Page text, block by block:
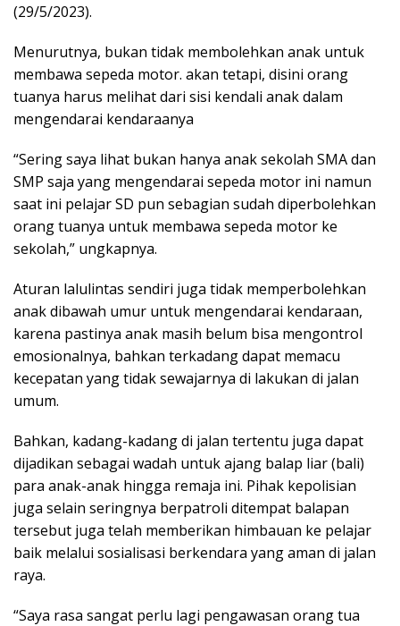
(29/5/2023).
Menurutnya, bukan tidak membolehkan anak untuk
membawa sepeda motor. akan tetapi, disini orang
tuanya harus melihat dari sisi kendali anak dalam
mengendarai kendaraanya
“Sering saya lihat bukan hanya anak sekolah SMA dan
SMP saja yang mengendarai sepeda motor ini namun
saat ini pelajar SD pun sebagian sudah diperbolehkan
orang tuanya untuk membawa sepeda motor ke
sekolah,” ungkapnya.
Aturan lalulintas sendiri juga tidak memperbolehkan
anak dibawah umur untuk mengendarai kendaraan,
karena pastinya anak masih belum bisa mengontrol
emosionalnya, bahkan terkadang dapat memacu
kecepatan yang tidak sewajarnya di lakukan di jalan
umum.
Bahkan, kadang-kadang di jalan tertentu juga dapat
dijadikan sebagai wadah untuk ajang balap liar (bali)
para anak-anak hingga remaja ini. Pihak kepolisian
juga selain seringnya berpatroli ditempat balapan
tersebut juga telah memberikan himbauan ke pelajar
baik melalui sosialisasi berkendara yang aman di jalan
raya.
“Saya rasa sangat perlu lagi pengawasan orang tua